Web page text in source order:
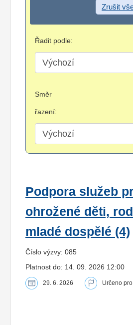
Zrušit
Řadit podle:
Směr
řazení:
Podpora služeb
ohrožené děti,
mladé dospělé (4)
Číslo výzvy: 085
Platnost do: 14. 09. 2026 12:00
29. 6. 2026 Určeno